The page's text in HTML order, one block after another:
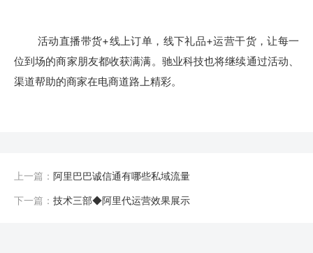
活动直播带货+线上订单，线下礼品+运营干货，让每一
位到场的商家朋友都收获满满。驰业科技也将继续通过活动、
渠道帮助的商家在电商道路上精彩。
上一篇： 阿里巴巴诚信通有哪些私域流量
下一篇： 技术三部◆阿里代运营效果展示